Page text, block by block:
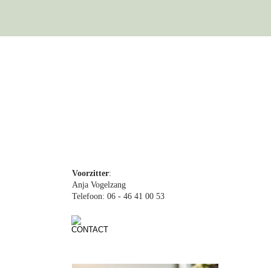
Voorzitter:
Anja Vogelzang
Telefoon: 06 - 46 41 00 53